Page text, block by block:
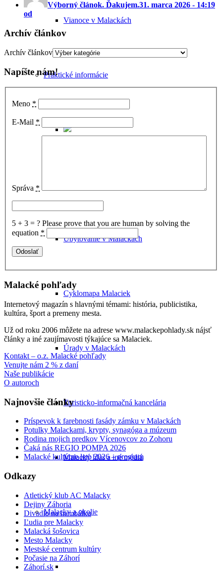
Vianoce v Malackách
Praktické informácie
Ubytovanie v Malackách
Cyklomapa Malaciek
Úrady v Malackách
Turisticko-informačná kancelária
Malacký hlas a iné médiá
Malacky a okolie
Výborný článok. Ďakujem.31. marca 2026 - 14:19
od
Archív článkov
Archív článkov
Napíšte nám!
Meno *
E-Mail *
Správa *
5 + 3 = ? Please prove that you are human by solving the
equation *
Malacké pohľady
Internetový magazín s hlavnými témami: história, publicistika,
kultúra, šport a premeny mesta.
Už od roku 2006 môžete na adrese www.malackepohlady.sk nájsť
články a iné zaujímavosti týkajúce sa Malaciek.
Kontakt – o.z. Malacké pohľady
Venujte nám 2 % z daní
Naše publikácie
O autoroch
Najnovšie články
Príspevok k farebnosti fasády zámku v Malackách
Potulky Malackami, krypty, synagóga a múzeum
Rodina mojich predkov Vícenovcov zo Zohoru
Čaká nás REGIO POMPA 2026
Malacké kultúrne leto 2026 – program
Odkazy
Atletický klub AC Malacky
Dejiny Záhoria
Divadlo na hambálku
Ľudia pre Malacky
Malacká šošovica
Mesto Malacky
Mestské centrum kultúry
Počasie na Záhorí
Záhorí.sk